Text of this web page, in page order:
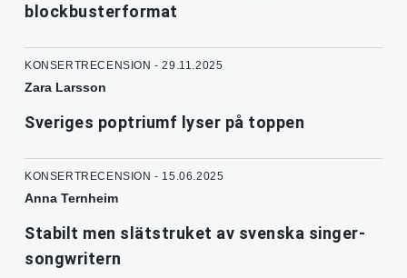
blockbusterformat
KONSERTRECENSION - 29.11.2025
Zara Larsson
Sveriges poptriumf lyser på toppen
KONSERTRECENSION - 15.06.2025
Anna Ternheim
Stabilt men slätstruket av svenska singer-
songwritern